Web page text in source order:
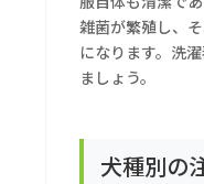
雑菌が繁殖し、
になります。洗
ましょう。
犬種別の